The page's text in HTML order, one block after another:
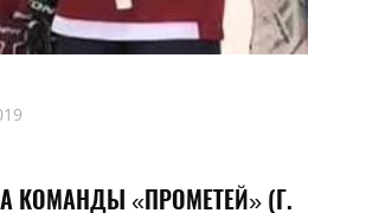
КОМАНДЫ «ПРОМЕТЕЙ» (Г.